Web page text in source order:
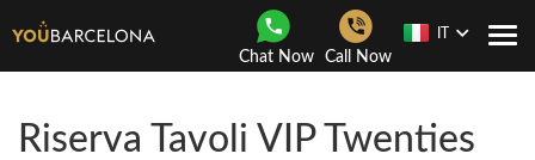
Chat Now Call Now
Riserva Tavoli VIP Twenties